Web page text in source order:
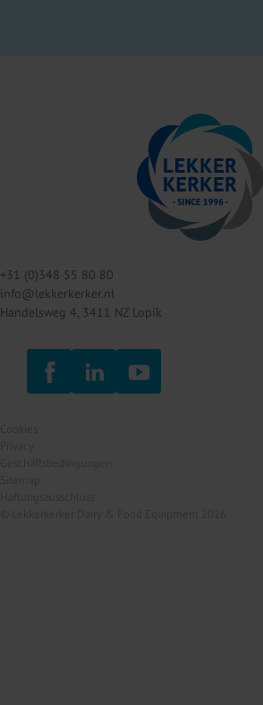
+31 (0)348 55 80 80
info@lekkerkerker.nl
Handelsweg 4, 3411 NZ Lopik